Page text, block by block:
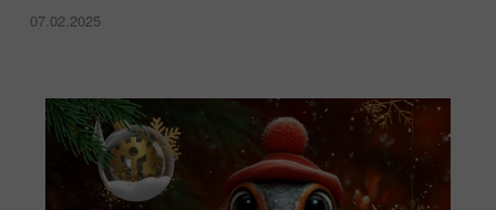
07.02.2025